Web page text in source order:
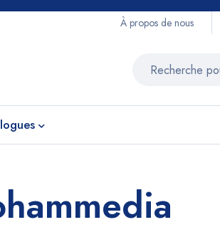
À propos de nous